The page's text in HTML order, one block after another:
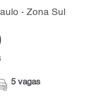
- Zona Sul
5 vagas